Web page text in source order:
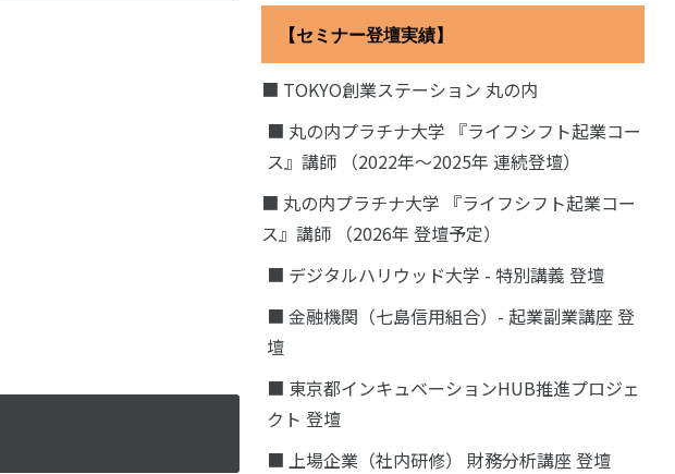
【セミナー登壇実績】
■ TOKYO創業ステーション 丸の内
■ 丸の内プラチナ大学 『ライフシフト起業コー
ス』講師 （2022年〜2025年 連続登壇）
■ 丸の内プラチナ大学 『ライフシフト起業コー
ス』講師 （2026年 登壇予定）
■ デジタルハリウッド大学 - 特別講義 登壇
■ 金融機関（七島信用組合）- 起業副業講座 登
壇
■ 東京都インキュベーションHUB推進プロジェ
クト 登壇
■ 上場企業（社内研修） 財務分析講座 登壇